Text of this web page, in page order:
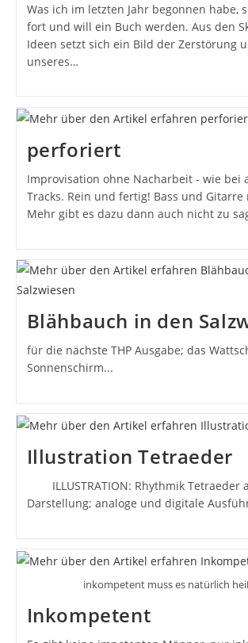
Was ich im letzten Jahr begonnen habe,
fort und will ein Buch werden. Aus den
Ideen setzt sich ein Bild der Zerstörung
unseres…
perforiert
Improvisation ohne Nacharbeit - wie bei
Tracks. Rein und fertig! Bass und Gitarre
Mehr gibt es dazu dann auch nicht zu
Blähbauch in den
für die nächste THP Ausgabe; das
Sonnenschirm...
Illustration Tetraeder
ILLUSTRATION: Rhythmik Tetraeder
Darstellung; analoge und digitale
inkompetent muss es natürlich
Inkompetent